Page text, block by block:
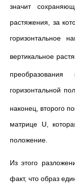
значит
растяжения, за
горизонтальное
вертикальное
горизонтальной
наконец, второго
матрице U,
положение.
Из этого
факт, что образ